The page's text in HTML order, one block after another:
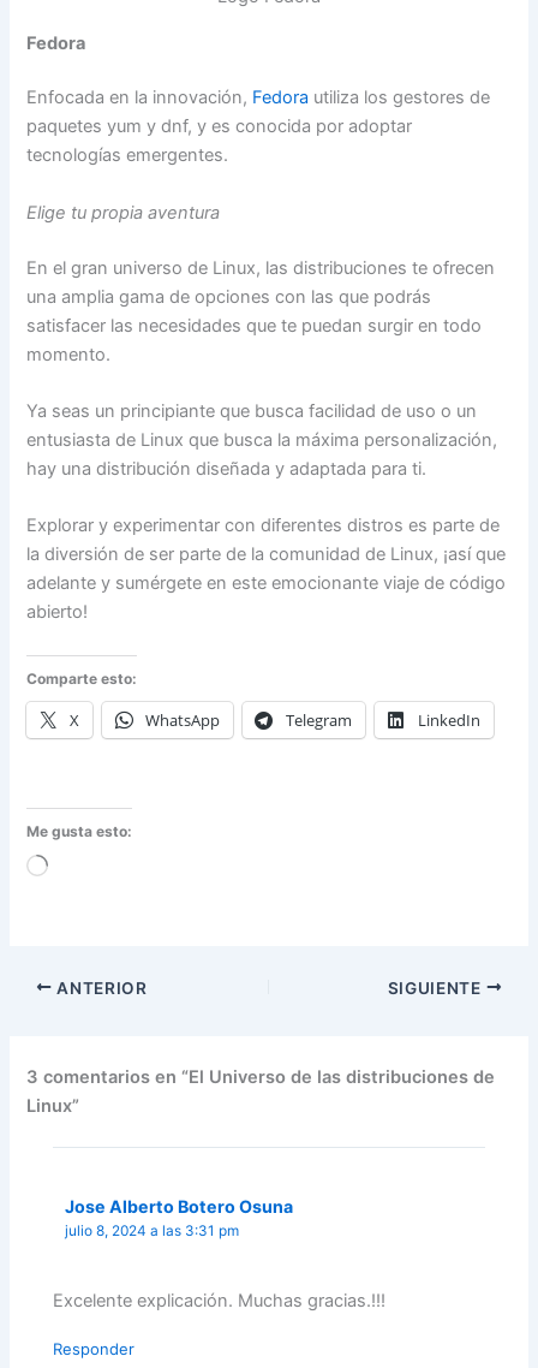
Fedora
Enfocada en la innovación, Fedora utiliza los gestores de
paquetes yum y dnf, y es conocida por adoptar
tecnologías emergentes.
Elige tu propia aventura
En el gran universo de Linux, las distribuciones te ofrecen
una amplia gama de opciones con las que podrás
satisfacer las necesidades que te puedan surgir en todo
momento.
Ya seas un principiante que busca facilidad de uso o un
entusiasta de Linux que busca la máxima personalización,
hay una distribución diseñada y adaptada para ti.
Explorar y experimentar con diferentes distros es parte de
la diversión de ser parte de la comunidad de Linux, ¡así que
adelante y sumérgete en este emocionante viaje de código
abierto!
Comparte esto:
X WhatsApp Telegram LinkedIn
Me gusta esto:
Cargando...
ANTERIOR SIGUIENTE
3 comentarios en “El Universo de las distribuciones de
Linux”
Jose Alberto Botero Osuna
julio 8, 2024 a las 3:31 pm
Excelente explicación. Muchas gracias.!!!
Responder